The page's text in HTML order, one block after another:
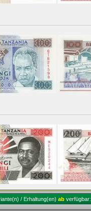
/ Erhaltung(en) ab verfügbar: